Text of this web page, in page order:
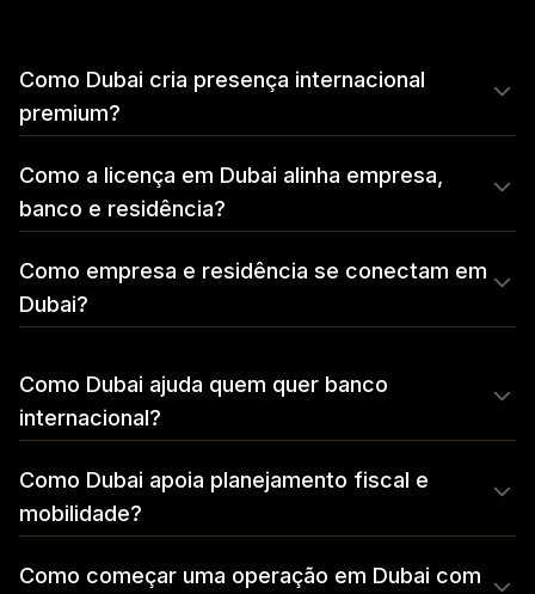
Como Dubai cria presença internacional
premium?
Como a licença em Dubai alinha empresa,
banco e residência?
Como empresa e residência se conectam em
Dubai?
Como Dubai ajuda quem quer banco
internacional?
Como Dubai apoia planejamento fiscal e
mobilidade?
Como começar uma operação em Dubai com